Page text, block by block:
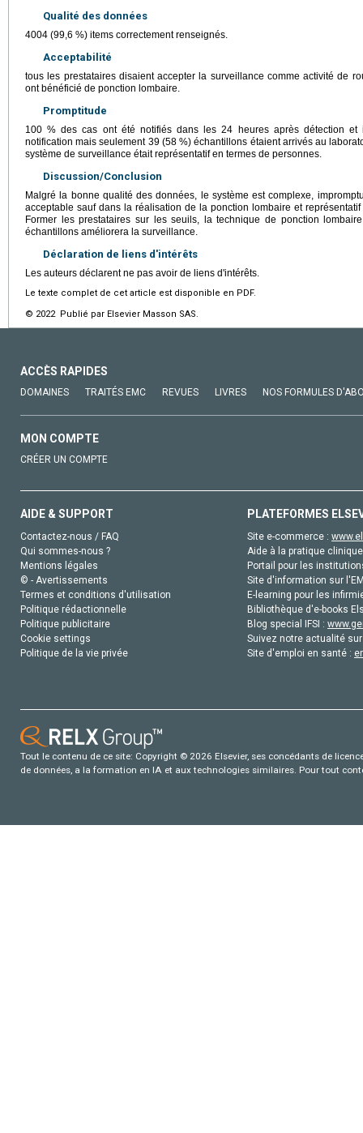
Qualité des données
4004 (99,6 %) items correctement renseignés.
Acceptabilité
tous les prestataires disaient accepter la surveillance comme activité de
ont bénéficié de ponction lombaire.
Promptitude
100 % des cas ont été notifiés dans les 24 heures après détection et
notification mais seulement 39 (58 %) échantillons étaient arrivés au
système de surveillance était représentatif en termes de personnes.
Discussion/Conclusion
Malgré la bonne qualité des données, le système est complexe,
acceptable sauf dans la réalisation de la ponction lombaire et
Former les prestataires sur les seuils, la technique de ponction
échantillons améliorera la surveillance.
Déclaration de liens d'intérêts
Les auteurs déclarent ne pas avoir de liens d'intérêts.
Le texte complet de cet article est disponible en PDF.
© 2022 Publié par Elsevier Masson SAS.
ACCÈS RAPIDES
DOMAINES TRAITÉS EMC REVUES LIVRES NOS FORMULES
MON COMPTE
CRÉER UN COMPTE
AIDE & SUPPORT
Contactez-nous / FAQ
Qui sommes-nous ?
Mentions légales
© - Avertissements
Termes et conditions d'utilisation
Politique rédactionnelle
Politique publicitaire
Cookie settings
Politique de la vie privée
PLATEFORMES
Site e-commerce :
Aide à la pratique
Portail pour les
Site d'information sur
E-learning pour les
Bibliothèque d'e-books
Blog special IFSI :
Suivez notre actualité
Site d'emploi en santé :
Tout le contenu de ce site: Copyright © 2026 Elsevier, ses concédants de
de données, a la formation en IA et aux technologies similaires. Pour tout